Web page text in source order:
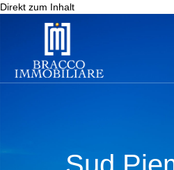
Direkt zum Inhalt